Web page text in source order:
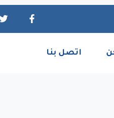
اتصل بنا